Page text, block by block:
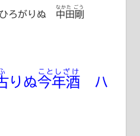
ろがりぬ 中田剛
なかた ごう
りぬ今年酒
ことしざけ
ハ